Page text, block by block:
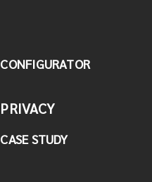
CONFIGURATOR
PRIVACY
CASE STUDY